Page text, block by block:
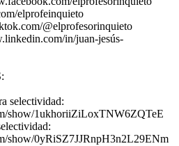
elprofeinquieto
@elprofesorinquieto
in/juan-jesús-
selectividad:
show/1ukhoriiZiLoxTNW6ZQTeE
show/0yRiSZ7JJRnpH3n2L29ENm